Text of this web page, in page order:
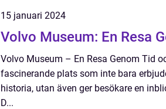
15 januari 2024
Volvo Museum: En Resa
Volvo Museum – En Resa Genom Tid
fascinerande plats som inte bara
historia, utan även ger besökare en
D...